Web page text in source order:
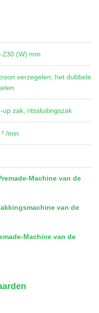
230 (W) mm
verzegelen; het dubbele
up zak, ritssluitingszak
/min
Machine van de
van de
Machine van de